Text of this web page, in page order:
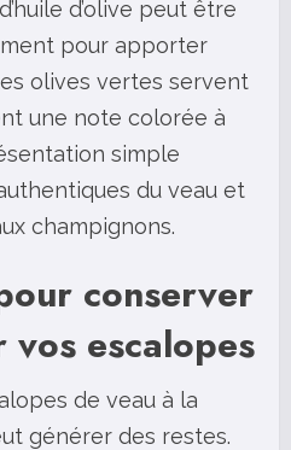
d’olive peut être
pour apporter
olives vertes servent
une note colorée à
simple
du veau et
champignons.
conserver
escalopes
de veau à la
générer des restes.